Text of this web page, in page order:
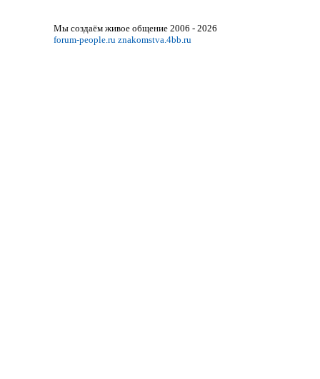
Мы создаём живое общение 2006 - 2026
forum-people.ru znakomstva.4bb.ru